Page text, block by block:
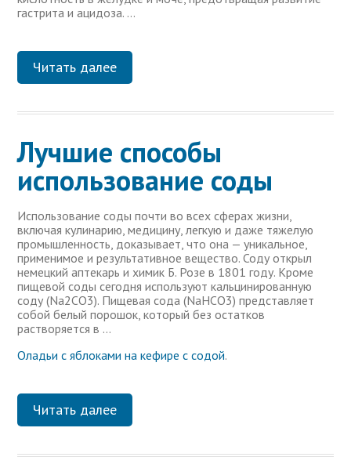
гастрита и ацидоза. …
Читать далее
Лучшие способы
использование соды
Использование соды почти во всех сферах жизни,
включая кулинарию, медицину, легкую и даже тяжелую
промышленность, доказывает, что она — уникальное,
применимое и результативное вещество. Соду открыл
немецкий аптекарь и химик Б. Розе в 1801 году. Кроме
пищевой соды сегодня используют кальцинированную
соду (Na2CO3). Пищевая сода (NaHCO3) представляет
собой белый порошок, который без остатков
растворяется в …
Оладьи с яблоками на кефире с содой.
Читать далее